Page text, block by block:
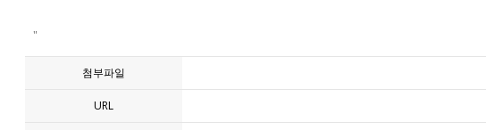
"
첨부파일
URL